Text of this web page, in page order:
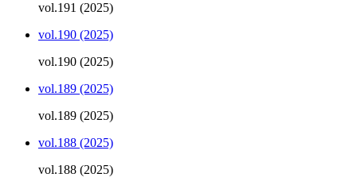
vol.191 (2025)
vol.190 (2025)
vol.190 (2025)
vol.189 (2025)
vol.189 (2025)
vol.188 (2025)
vol.188 (2025)